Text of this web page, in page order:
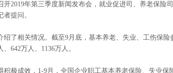
年第三季度新闻发布会，就业促进司、养老保险
提问。
相关情况。截至9月底，基本养老、失业、工伤保险
642万人、1136万人。
成效，1-9月，全国企业职工基本养老保险、失业保